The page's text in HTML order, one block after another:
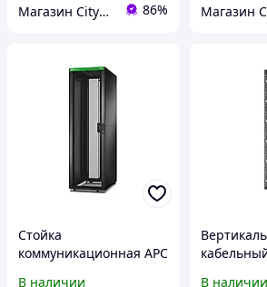
Магазин CityCom.kz +7-727-250-1209 86%
Стойка
коммуникационная APC
В наличии В наличии